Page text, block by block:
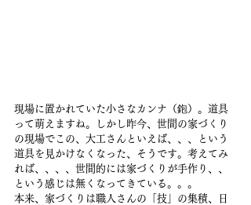
現場に置かれていた小さなカンナ（鉋）。道具
って萌えますね。しかし昨今、世間の家づくり
の現場でこの、大工さんといえば、、、という
道具を見かけなくなった、そうです。考えてみ
れば、、、、世間的には家づくりが手作り、、
という感じは無くなってきている。。。
本来、家づくりは職人さんの「技」の集積、日